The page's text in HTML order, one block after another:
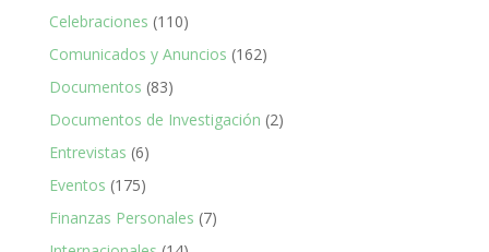
Celebraciones (110)
Comunicados y Anuncios (162)
Documentos (83)
Documentos de Investigación (2)
Entrevistas (6)
Eventos (175)
Finanzas Personales (7)